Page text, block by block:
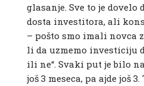
glasanje. Sve to je dovelo
dosta investitora, ali
– pošto smo imali novca
li da uzmemo investiciju
ili ne“. Svaki put je bilo
još 3 meseca, pa ajde još